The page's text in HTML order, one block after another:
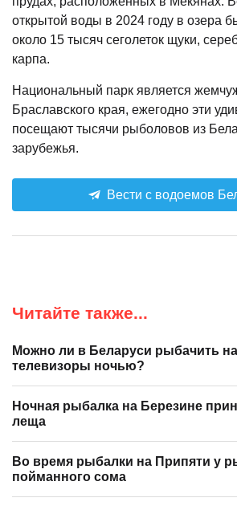
открытой воды в 2024 году в озера
около 15 тысяч сеголеток щуки,
карпа.
Национальный парк является
Браславского края, ежегодно эти
посещают тысячи рыболовов из
зарубежья.
Вести с водоемов
Читайте также...
Можно ли в Беларуси рыбачить
телевизоры ночью?
Ночная рыбалка на Березине
леща
Во время рыбалки на Припяти у
пойманного сома